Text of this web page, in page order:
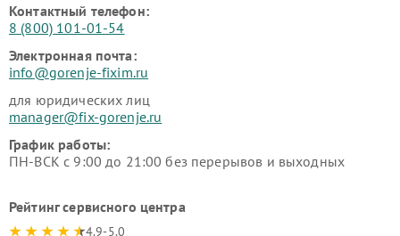
Контактный телефон:
8 (800) 101-01-54
Электронная почта:
info@gorenje-fixim.ru
для юридических лиц
manager@fix-gorenje.ru
График работы:
ПН-ВСК с 9:00 до 21:00 без перерывов и выходных
Рейтинг сервисного центра
4.9-5.0